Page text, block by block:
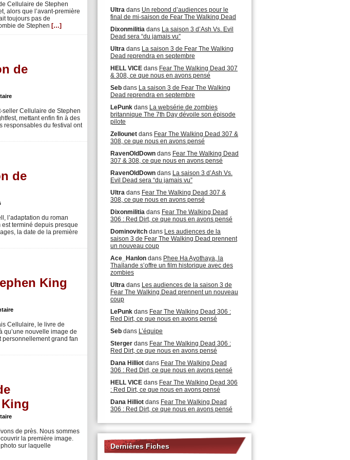
Cellulaire de Stephen
alors que l’avant-première
toujours pas de
de Stephen […]
de
seller Cellulaire de Stephen
mettant enfin fin à des
responsables du festival ont
de
l’adaptation du roman
terminé depuis presque
la date de la première
King
Cellulaire, le livre de
qu’une nouvelle image de
personnellement grand fan
de près. Nous sommes
la première image.
sur laquelle
Ultra dans Un rebond d’audiences pour le
final de mi-saison de Fear The Walking Dead
Dixonmilitia dans La saison 3 d’Ash Vs. Evil
Dead sera “du jamais vu”
Ultra dans La saison 3 de Fear The Walking
Dead reprendra en septembre
HELL VICE dans Fear The Walking Dead 307
& 308, ce que nous en avons pensé
Seb dans La saison 3 de Fear The Walking
Dead reprendra en septembre
LePunk dans La websérie de zombies
britannique The 7th Day dévoile son épisode
pilote
Zellounet dans Fear The Walking Dead 307 &
308, ce que nous en avons pensé
RavenOldDown dans Fear The Walking Dead
307 & 308, ce que nous en avons pensé
RavenOldDown dans La saison 3 d’Ash Vs.
Evil Dead sera “du jamais vu”
Ultra dans Fear The Walking Dead 307 &
308, ce que nous en avons pensé
Dixonmilitia dans Fear The Walking Dead
306 : Red Dirt, ce que nous en avons pensé
Dominovitch dans Les audiences de la
saison 3 de Fear The Walking Dead prennent
un nouveau coup
Ace_Hanlon dans Phee Ha Ayothaya, la
Thaïlande s’offre un film historique avec des
zombies
Ultra dans Les audiences de la saison 3 de
Fear The Walking Dead prennent un nouveau
coup
LePunk dans Fear The Walking Dead 306 :
Red Dirt, ce que nous en avons pensé
Seb dans L’équipe
Sterger dans Fear The Walking Dead 306 :
Red Dirt, ce que nous en avons pensé
Dana Hilliot dans Fear The Walking Dead
306 : Red Dirt, ce que nous en avons pensé
HELL VICE dans Fear The Walking Dead 306
: Red Dirt, ce que nous en avons pensé
Dana Hilliot dans Fear The Walking Dead
306 : Red Dirt, ce que nous en avons pensé
Dernières Fiches